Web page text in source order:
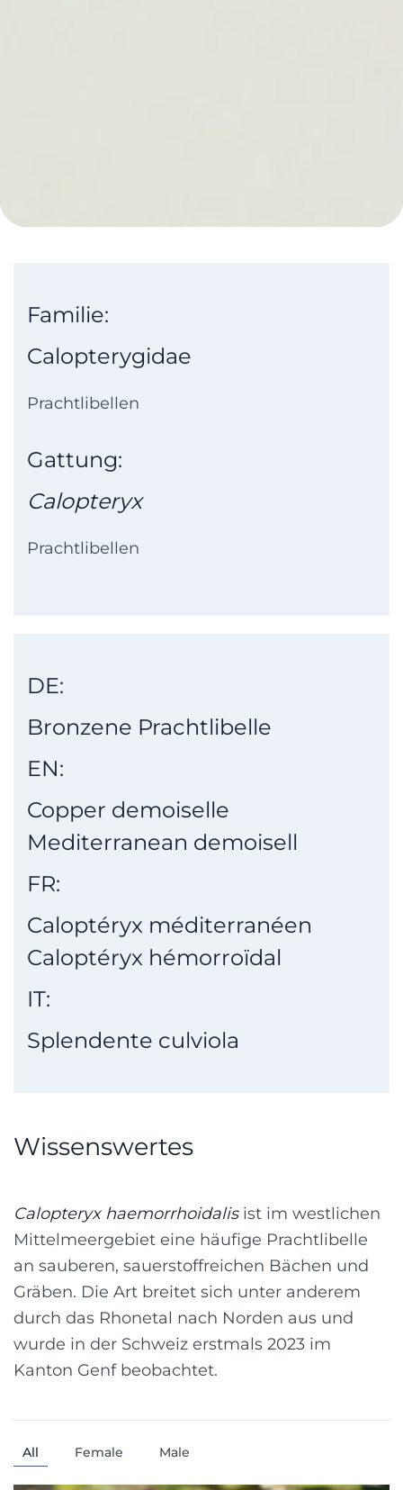
Familie:
Calopterygidae
Prachtlibellen
Gattung:
Calopteryx
Prachtlibellen
DE:
Bronzene Prachtlibelle
EN:
Copper demoiselle
Mediterranean demoisell
FR:
Caloptéryx méditerranéen
Caloptéryx hémorroïdal
IT:
Splendente culviola
Wissenswertes
Calopteryx haemorrhoidalisist im westlichen
Mittelmeergebiet eine häufige Prachtlibelle
an sauberen, sauerstoffreichen Bächen und
Gräben. Die Art breitet sich unter anderem
durch das Rhonetal nach Norden aus und
wurde in der Schweiz erstmals 2023 im
Kanton Genf beobachtet.
All Female Male